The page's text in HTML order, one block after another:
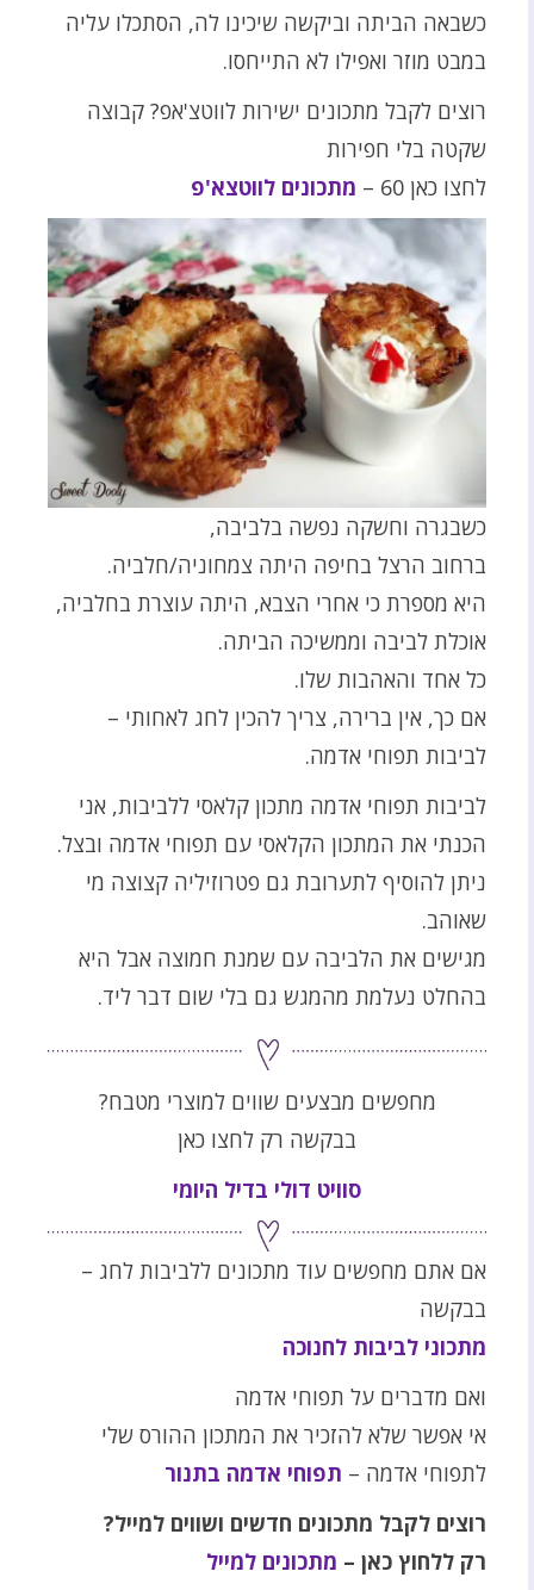
כשבאה הביתה וביקשה שיכינו לה, הסתכלו עליה
במבט מוזר ואפילו לא התייחסו.
רוצים לקבל מתכונים ישירות לווטצ'אפ? קבוצה
שקטה בלי חפירות
לחצו כאן 60 –
מתכונים לווטצא'פ
כשבגרה וחשקה נפשה בלביבה,
ברחוב הרצל בחיפה היתה צמחוניה/חלביה.
היא מספרת כי אחרי הצבא, היתה עוצרת בחלביה,
אוכלת לביבה וממשיכה הביתה.
כל אחד והאהבות שלו.
אם כך, אין ברירה, צריך להכין לחג לאחותי –
לביבות תפוחי אדמה.
לביבות תפוחי אדמה מתכון קלאסי ללביבות, אני
הכנתי את המתכון הקלאסי עם תפוחי אדמה ובצל.
ניתן להוסיף לתערובת גם פטרוזיליה קצוצה מי
שאוהב.
מגישים את הלביבה עם שמנת חמוצה אבל היא
בהחלט נעלמת מהמגש גם בלי שום דבר ליד.
מחפשים מבצעים שווים למוצרי מטבח?
בבקשה רק לחצו כאן
סוויט דולי בדיל היומי
אם אתם מחפשים עוד מתכונים ללביבות לחג –
בבקשה
מתכוני לביבות לחנוכה
ואם מדברים על תפוחי אדמה
אי אפשר שלא להזכיר את המתכון ההורס שלי
לתפוחי אדמה – תפוחי אדמה בתנור
רוצים לקבל מתכונים חדשים ושווים למייל?
רק ללחוץ כאן – מתכונים למייל